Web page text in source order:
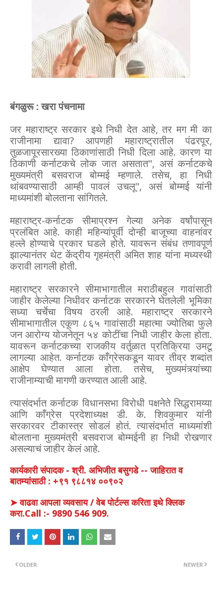
बंगळुरू : खरा पंचनामा
जर महाराष्ट्र सरकार इथे निधी देत आहे, तर मग मी का
राजीनामा द्यावा? आपणही महाराष्ट्रातील पंढरपूर,
तुळजापूरसारख्या ठिकाणांसाठी निधी दिला आहे. कारण या
ठिकाणी कर्नाटकचे लोक जात असतात", असं कर्नाटकचे
मुख्यमंत्री बसवराज बोम्मई म्हणाले. तसेच, हा निधी
थांबवण्यासाठी आम्ही पावलं उचलू", असं बोम्मई यांनी
माध्यमांशी बोलताना सांगितले.
महाराष्ट्र-कर्नाटक सीमाप्रश्न गेल्या अनेक वर्षांपासून
प्रलंबित आहे. काही महिन्यांपूर्वी दोन्ही बाजूच्या वाहनांवर
हल्ले होण्याचे प्रकार घडले होते. यावरून संबंध तणावपूर्ण
झाल्यानंतर थेट केंद्रीय गृहमंत्री अमित शाह यांना मध्यस्थी
करावी लागली होती.
महाराष्ट्र सरकारने सीमाभागातील मराठीबहुल गावांसाठी
जाहीर केलेल्या निधीवर कर्नाटक सरकारने घेतलेली भूमिका
सध्या चर्चेचा विषय ठरली आहे. महाराष्ट्र सरकारने
सीमाभागातील एकूण ८६५ गावांसाठी महात्मा ज्योतिबा फुले
जन आरोग्य योजनेतून ५४ कोटींचा निधी जाहीर केला होता.
यावरून कर्नाटकच्या राजकीय वर्तुळात प्रतिक्रिया उमटू
लागल्या आहेत. कर्नाटक काँग्रेसकडून यावर तीव्र शब्दांत
आक्षेप घेण्यात आला होता. तसेच, मुख्यमंत्र्यांच्या
राजीनाम्याची मागणी करण्यात आली आहे.
त्यासंदर्भात कर्नाटक विधानसभा विरोधी पक्षनेते सिद्धरामय्या
आणि काँग्रेस प्रदेशाध्यक्ष डी. के. शिवकुमार यांनी
सरकारवर टीकास्त्र सोडलं होतं. त्यासंदर्भात माध्यमांशी
बोलताना मुख्यमंत्री बसवराज बोम्मईनी हा निधी रोखणार
असल्याचं जाहीर केलं आहे.
कार्यकारी संपादक - श्री. अभिजीत बसुगडे -- जाहिरात व
बातम्यांसाठी : +९१ ९८८१४ ००९०२
➤ वाढवा आपला व्यवसाय / वेब पोर्टल्स करिता इथे क्लिक
करा.Call :- 9890 546 909.
NEWER
OLDER